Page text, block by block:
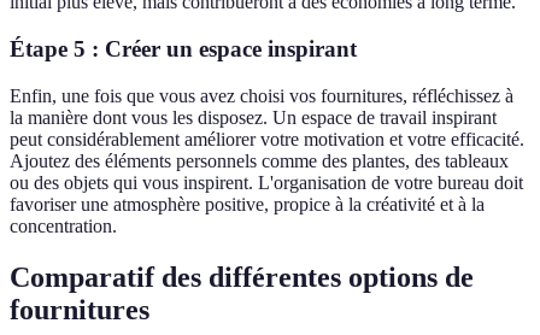
Étape 5 : Créer un espace inspirant
Enfin, une fois que vous avez choisi vos fournitures, réfléchissez à
la manière dont vous les disposez. Un espace de travail inspirant
peut considérablement améliorer votre motivation et votre efficacité.
Ajoutez des éléments personnels comme des plantes, des tableaux
ou des objets qui vous inspirent. L'organisation de votre bureau doit
favoriser une atmosphère positive, propice à la créativité et à la
concentration.
Comparatif des différentes options de
fournitures